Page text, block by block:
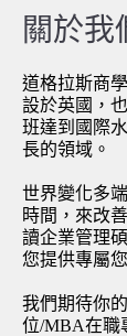
關於我
道格拉斯商
設於英國，
班達到國際
長的領域。
世界變化多
時間，來改
讀企業管理
您提供專屬
我們期待你
位/MBA在職